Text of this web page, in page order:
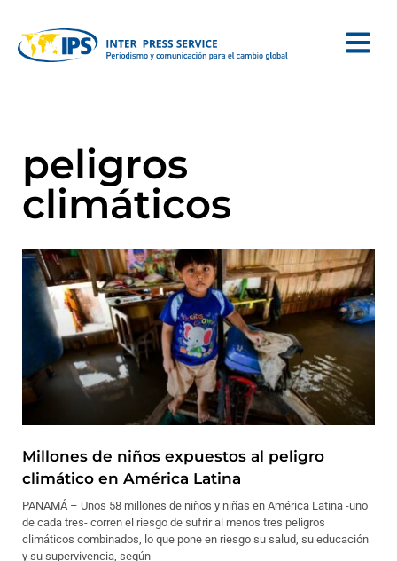
peligros
climáticos
Millones de niños expuestos al peligro
climático en América Latina
PANAMÁ – Unos 58 millones de niños y niñas en América Latina -uno
de cada tres- corren el riesgo de sufrir al menos tres peligros
climáticos combinados, lo que pone en riesgo su salud, su educación
y su supervivencia, según